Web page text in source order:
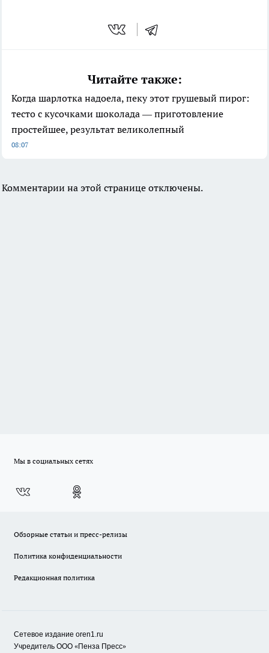
Читайте также:
Когда шарлотка надоела, пеку этот грушевый пирог:
тесто с кусочками шоколада — приготовление
простейшее, результат великолепный
08:07
Комментарии на этой странице отключены.
Мы в социальных сетях
Обзорные статьи и пресс-релизы
Политика конфиденциальности
Редакционная политика
Сетевое издание oren1.ru
Учредитель ООО «Пенза Пресс»